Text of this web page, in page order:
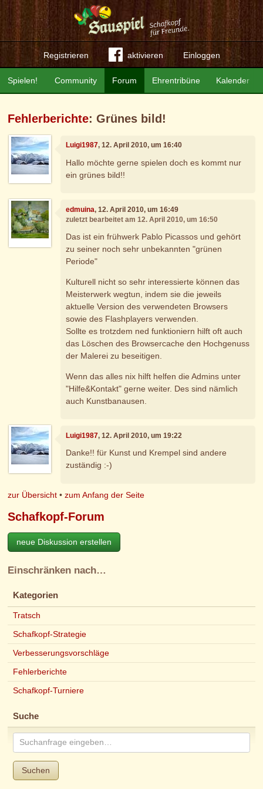
Registrieren aktivieren Einloggen
Community Forum Ehrentribüne Kalender
Spielen!
Fehlerberichte: Grünes bild!
Luigi1987, 12. April 2010, um 16:40
Hallo möchte gerne spielen doch es kommt nur
ein grünes bild!!
edmuina, 12. April 2010, um 16:49
zuletzt bearbeitet am 12. April 2010, um 16:50
Das ist ein frühwerk Pablo Picassos und gehört
zu seiner noch sehr unbekannten "grünen
Periode"
Kulturell nicht so sehr interessierte können das
Meisterwerk wegtun, indem sie die jeweils
aktuelle Version des verwendeten Browsers
sowie des Flashplayers verwenden.
Sollte es trotzdem ned funktioniern hilft oft auch
das Löschen des Browsercache den Hochgenuss
der Malerei zu beseitigen.
Wenn das alles nix hilft helfen die Admins unter
"Hilfe&Kontakt" gerne weiter. Des sind nämlich
auch Kunstbanausen.
Luigi1987, 12. April 2010, um 19:22
Danke!! für Kunst und Krempel sind andere
zuständig :-)
zur Übersicht •zum Anfang der Seite
Schafkopf-Forum
neue Diskussion erstellen
Einschränken nach…
Kategorien
Tratsch
Schafkopf-Strategie
Verbesserungsvorschläge
Fehlerberichte
Schafkopf-Turniere
Suche
Suchen